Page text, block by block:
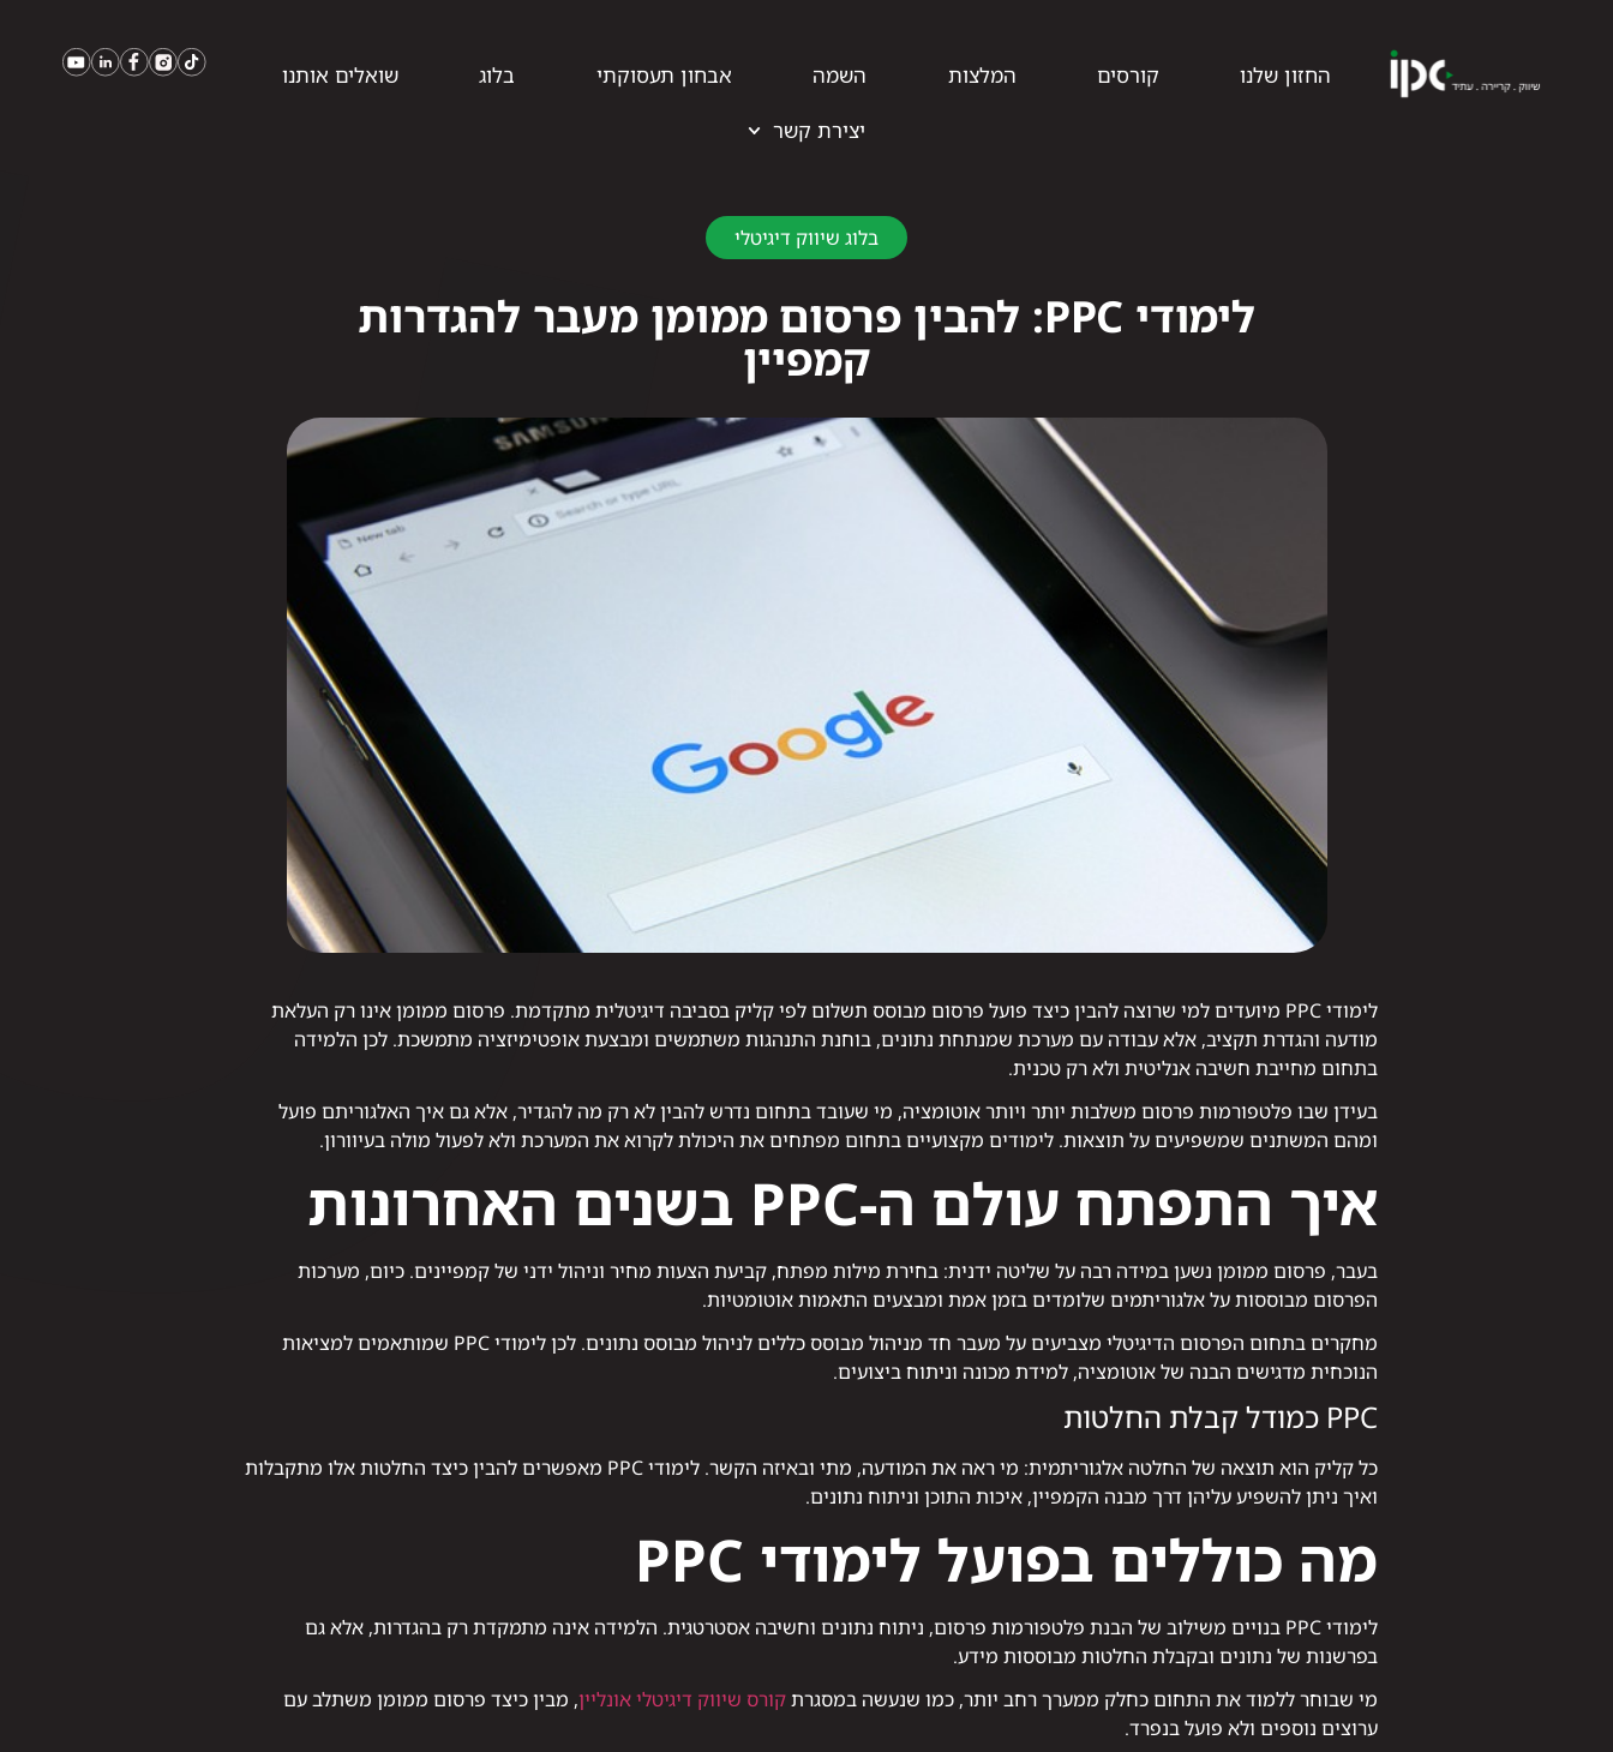
החזון שלנו קורסים המלצות השמה אבחון תעסוקתי בלוג
שואלים אותנו
יצירת קשר
בלוג שיווק דיגיטלי
לימודי PPC: להבין פרסום ממומן מעבר להגדרות
קמפיין
לימודי PPC מיועדים למי שרוצה להבין כיצד פועל פרסום מבוסס תשלום לפי קליק בסביבה דיגיטלית מתקדמת. פרסום ממומן אינו רק העלאת
מודעה והגדרת תקציב, אלא עבודה עם מערכת שמנתחת נתונים, בוחנת התנהגות משתמשים ומבצעת אופטימיזציה מתמשכת. לכן הלמידה
בתחום מחייבת חשיבה אנליטית ולא רק טכנית.
בעידן שבו פלטפורמות פרסום משלבות יותר ויותר אוטומציה, מי שעובד בתחום נדרש להבין לא רק מה להגדיר, אלא גם איך האלגוריתם פועל
ומהם המשתנים שמשפיעים על תוצאות. לימודים מקצועיים בתחום מפתחים את היכולת לקרוא את המערכת ולא לפעול מולה בעיוורון.
איך התפתח עולם ה-PPC בשנים האחרונות
בעבר, פרסום ממומן נשען במידה רבה על שליטה ידנית: בחירת מילות מפתח, קביעת הצעות מחיר וניהול ידני של קמפיינים. כיום, מערכות
הפרסום מבוססות על אלגוריתמים שלומדים בזמן אמת ומבצעים התאמות אוטומטיות.
מחקרים בתחום הפרסום הדיגיטלי מצביעים על מעבר חד מניהול מבוסס כללים לניהול מבוסס נתונים. לכן לימודי PPC שמותאמים למציאות
הנוכחית מדגישים הבנה של אוטומציה, למידת מכונה וניתוח ביצועים.
PPC כמודל קבלת החלטות
כל קליק הוא תוצאה של החלטה אלגוריתמית: מי ראה את המודעה, מתי ובאיזה הקשר. לימודי PPC מאפשרים להבין כיצד החלטות אלו מתקבלות
ואיך ניתן להשפיע עליהן דרך מבנה הקמפיין, איכות התוכן וניתוח נתונים.
מה כוללים בפועל לימודי PPC
לימודי PPC בנויים משילוב של הבנת פלטפורמות פרסום, ניתוח נתונים וחשיבה אסטרטגית. הלמידה אינה מתמקדת רק בהגדרות, אלא גם
בפרשנות של נתונים ובקבלת החלטות מבוססות מידע.
מי שבוחר ללמוד את התחום כחלק ממערך רחב יותר, כמו שנעשה במסגרתקורס שיווק דיגיטלי אונליין, מבין כיצד פרסום ממומן משתלב עם
ערוצים נוספים ולא פועל בנפרד.